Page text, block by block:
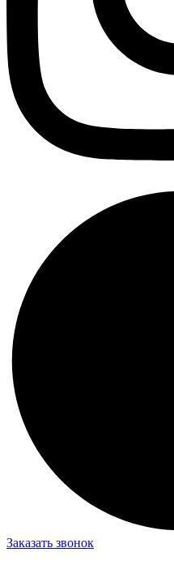
Заказать звонок